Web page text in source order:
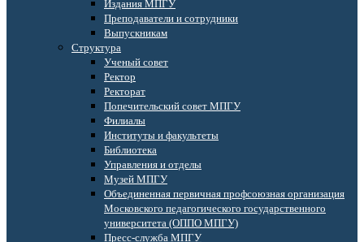
Издания МПГУ
Преподаватели и сотрудники
Выпускникам
Структура
Ученый совет
Ректор
Ректорат
Попечительский совет МПГУ
Филиалы
Институты и факультеты
Библиотека
Управления и отделы
Музей МПГУ
Объединенная первичная профсоюзная организация
Московского педагогического государственного
университета (ОППО МПГУ)
Пресс-служба МПГУ